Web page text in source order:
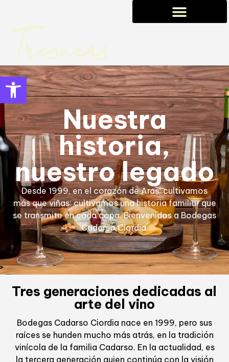
Abrir barra de herramientas
Nuestra
historia,
nuestro legado
Desde 1999, en el corazón de Aras, cultivamos
más que viñas: cultivamos una historia familiar que
se transmite en cada copa. Bienvenidos a Bodegas
Cadarso Ciordia.
Tres generaciones dedicadas al
arte del vino​
Bodegas Cadarso Ciordia nace en 1999, pero sus
raíces se hunden mucho más atrás, en la tradición
vinícola de la familia Cadarso. En la actualidad, es
la tercera generación quien continúa con la visión